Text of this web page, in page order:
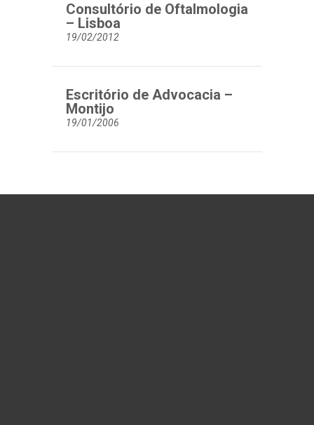
Consultório de Oftalmologia
– Lisboa
19/02/2012
Escritório de Advocacia –
Montijo
19/01/2006